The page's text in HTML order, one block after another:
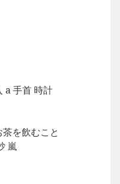
a 手首 時計
を飲むこと
嵐